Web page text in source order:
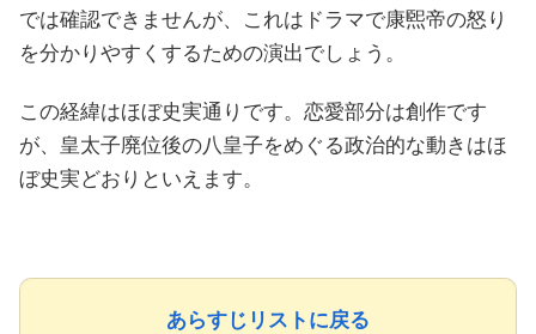
では確認できませんが、これはドラマで康煕帝の怒り
を分かりやすくするための演出でしょう。
この経緯はほぼ史実通りです。恋愛部分は創作です
が、皇太子廃位後の八皇子をめぐる政治的な動きはほ
ぼ史実どおりといえます。
あらすじリストに戻る